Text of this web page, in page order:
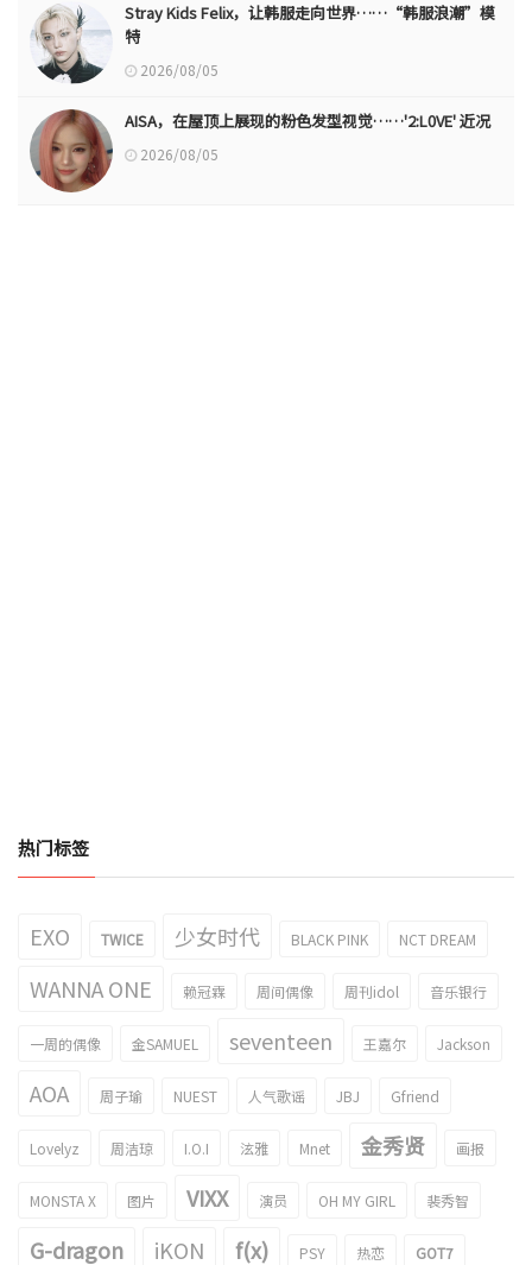
Stray Kids Felix，让韩服走向世界……“韩服浪潮”模
特
2026/08/05
AISA，在屋顶上展现的粉色发型视觉……'2:L0VE' 近况
2026/08/05
热门标签
EXO TWICE 少女时代 BLACK PINK NCT DREAM
WANNA ONE 赖冠霖 周间偶像 周刊idol 音乐银行
一周的偶像 金SAMUEL seventeen 王嘉尔 Jackson
AOA 周子瑜 NUEST 人气歌谣 JBJ Gfriend
Lovelyz 周洁琼 I.O.I 泫雅 Mnet 金秀贤 画报
MONSTA X 图片 VIXX 演员 OH MY GIRL 裴秀智
G-dragon iKON f(x) PSY 热恋 GOT7